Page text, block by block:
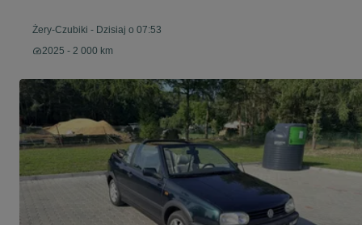
Żery-Czubiki - Dzisiaj o 07:53
2025 - 2 000 km